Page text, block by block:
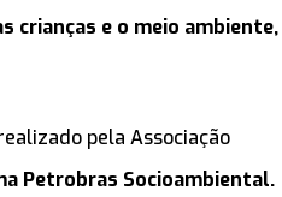
crianças e o meio ambiente,
pela Associação
Petrobras Socioambiental.